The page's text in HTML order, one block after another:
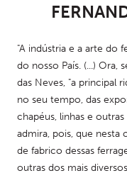
"A indústria e a arte do
do nosso País. (...) Ora,
das Neves, "a principal
no seu tempo, das
chapéus, linhas e
admira, pois, que nesta
de fabrico dessas
outras dos mais